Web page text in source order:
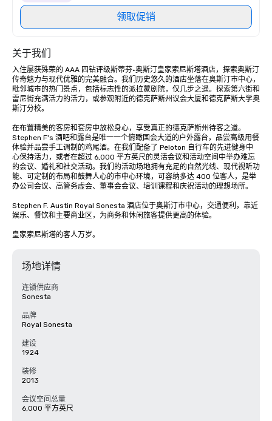
领取促销
关于我们
入住屡获殊荣的 AAA 四钻评级斯蒂芬·奥斯汀皇家索尼斯塔酒店，探索奥斯汀
传奇魅力与现代优雅的完美融合。我们历史悠久的酒店坐落在奥斯汀市中心，
毗邻城市的热门景点，包括标志性的派拉蒙剧院，仅几步之遥。探索第六街和
雷尼街充满活力的活力，或参观附近的德克萨斯州议会大厦和德克萨斯大学奥
斯汀分校。
在布置精美的客房和套房中放松身心，享受真正的德克萨斯州待客之道。
Stephen F's 酒吧和露台是唯一一个俯瞰国会大道的户外露台，品尝高级用餐
体验并品尝手工调制的鸡尾酒。在我们配备了 Peloton 自行车的先进健身中
心保持活力，或者在超过 6,000 平方英尺的灵活会议和活动空间中举办难忘
的会议、婚礼和社交活动。我们的活动场地拥有充足的自然光线、现代视听功
能、可定制的布局和鼓舞人心的市中心环境，可容纳多达 400 位客人，是举
办公司会议、高管务虚会、董事会会议、培训课程和庆祝活动的理想场所。
Stephen F. Austin Royal Sonesta 酒店位于奥斯汀市中心，交通便利，靠近
娱乐、餐饮和主要商业区，为商务和休闲旅客提供更高的体验。
皇家索尼斯塔的客人万岁。
场地详情
连锁供应商
Sonesta
品牌
Royal Sonesta
建设
1924
装修
2013
会议空间总量
6,000 平方英尺